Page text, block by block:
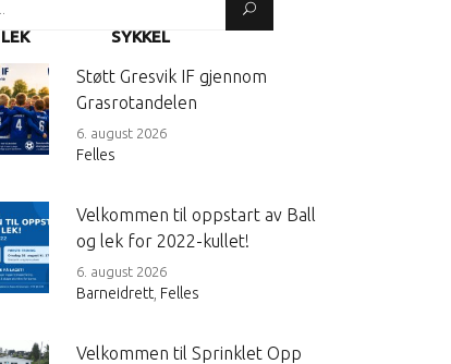
SYKKEL
Støtt Gresvik IF gjennom
Grasrotandelen
6. august 2026
Felles
Velkommen til oppstart av Ball
og lek for 2022-kullet!
6. august 2026
Barneidrett Felles
Velkommen til Sprinklet Opp